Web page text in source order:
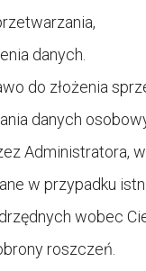
danych.
do złożenia
danych
Administratora,
w przypadku
wobec
roszczeń.